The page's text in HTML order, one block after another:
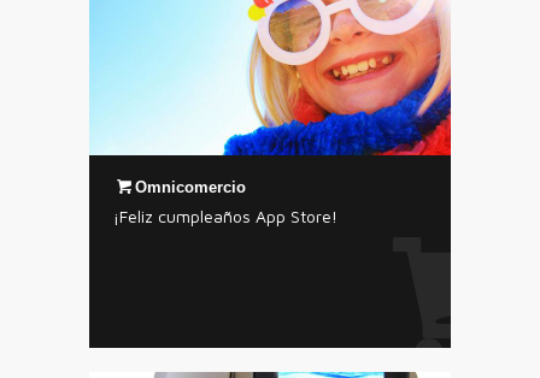
Omnicomercio
¡Feliz cumpleaños App Store!